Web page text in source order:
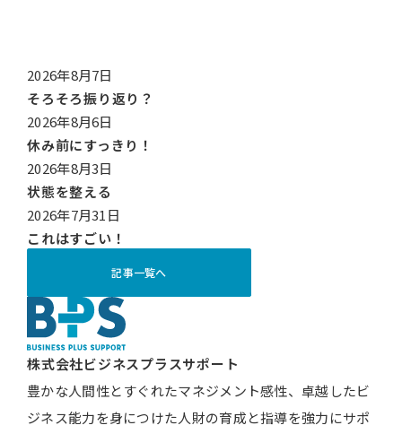
2026年8月7日
そろそろ振り返り？
2026年8月6日
休み前にすっきり！
2026年8月3日
状態を整える
2026年7月31日
これはすごい！
記事一覧へ
株式会社ビジネスプラスサポート
豊かな人間性とすぐれたマネジメント感性、卓越したビ
ジネス能力を身につけた人財の育成と指導を強力にサポ